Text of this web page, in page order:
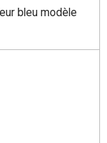
bleu modèle